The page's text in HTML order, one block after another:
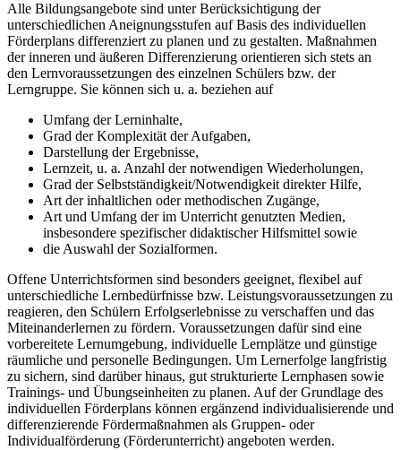
Alle Bildungsangebote sind unter Berücksichtigung der
unterschiedlichen Aneignungsstufen auf Basis des individuellen
Förderplans differenziert zu planen und zu gestalten. Maßnahmen
der inneren und äußeren Differenzierung orientieren sich stets an
den Lernvoraussetzungen des einzelnen Schülers bzw. der
Lerngruppe. Sie können sich u. a. beziehen auf
Umfang der Lerninhalte,
Grad der Komplexität der Aufgaben,
Darstellung der Ergebnisse,
Lernzeit, u. a. Anzahl der notwendigen Wiederholungen,
Grad der Selbstständigkeit/Notwendigkeit direkter Hilfe,
Art der inhaltlichen oder methodischen Zugänge,
Art und Umfang der im Unterricht genutzten Medien,
insbesondere spezifischer didaktischer Hilfsmittel sowie
die Auswahl der Sozialformen.
Offene Unterrichtsformen sind besonders geeignet, flexibel auf
unterschiedliche Lernbedürfnisse bzw. Leistungsvoraussetzungen zu
reagieren, den Schülern Erfolgserlebnisse zu verschaffen und das
Miteinanderlernen zu fördern. Voraussetzungen dafür sind eine
vorbereitete Lernumgebung, individuelle Lernplätze und günstige
räumliche und personelle Bedingungen. Um Lernerfolge langfristig
zu sichern, sind darüber hinaus, gut strukturierte Lernphasen sowie
Trainings- und Übungseinheiten zu planen. Auf der Grundlage des
individuellen Förderplans können ergänzend individualisierende und
differenzierende Fördermaßnahmen als Gruppen- oder
Individualförderung (Förderunterricht) angeboten werden.